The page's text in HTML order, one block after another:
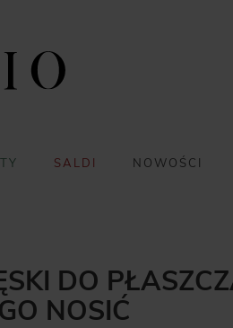
SALDI NOWOŚCI
DO
NOSIĆ